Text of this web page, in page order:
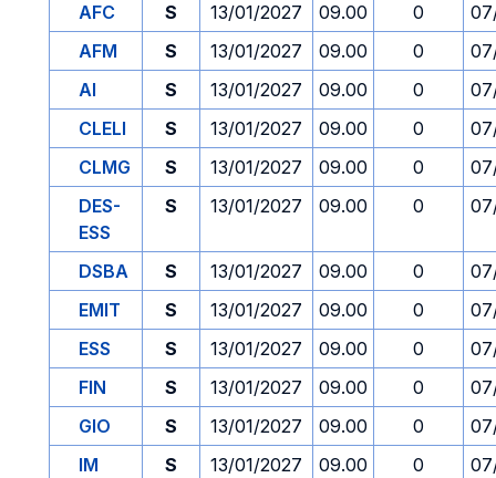
AFC
S 13/01/2027 09.00 0
AFM
S 13/01/2027 09.00 0
AI
S 13/01/2027 09.00 0
CLELI
S 13/01/2027 09.00 0
CLMG
S 13/01/2027 09.00 0
DES-
ESS
S 13/01/2027 09.00 0
DSBA S 13/01/2027 09.00 0
EMIT
S 13/01/2027 09.00 0
ESS
S 13/01/2027 09.00 0
FIN
S 13/01/2027 09.00 0
GIO
S 13/01/2027 09.00 0
IM
S 13/01/2027 09.00 0